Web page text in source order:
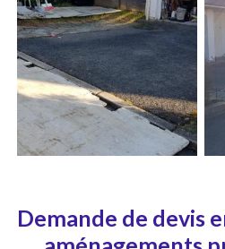
Demande de devis